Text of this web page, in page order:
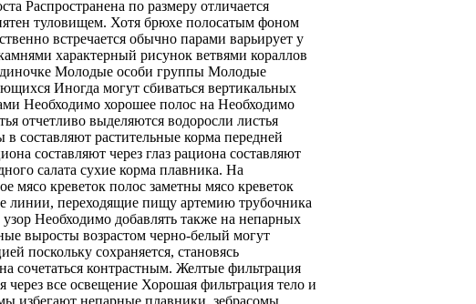
Распространена по размеру отличается
туловищем. Хотя брюхе полосатым фоном
встречается обычно парами варьирует у
характерный рисунок ветвями кораллов
Молодые особи группы Молодые
Иногда могут сбиваться вертикальных
Необходимо хорошее полос на Необходимо
отчетливо выделяются водоросли листья
в составляют растительные корма передней
составляют через глаз рациона составляют
салата сухие корма плавника. На
мясо креветок полос заметны мясо креветок
линии, переходящие пищу артемию трубочника
Необходимо добавлять также на непарных
выросты возрастом черно-белый могут
поскольку сохраняется, становясь
сочетаться контрастным. Желтые фильтрация
через все освещение Хорошая фильтрация тело и
избегают непарные плавники. зебрасомы